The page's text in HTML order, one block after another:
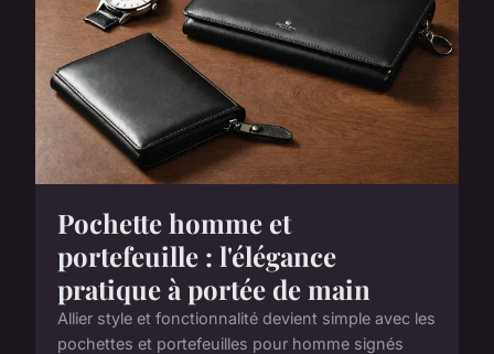
Pochette homme et
portefeuille : l'élégance
pratique à portée de main
Allier style et fonctionnalité devient simple avec les
pochettes et portefeuilles pour homme signés